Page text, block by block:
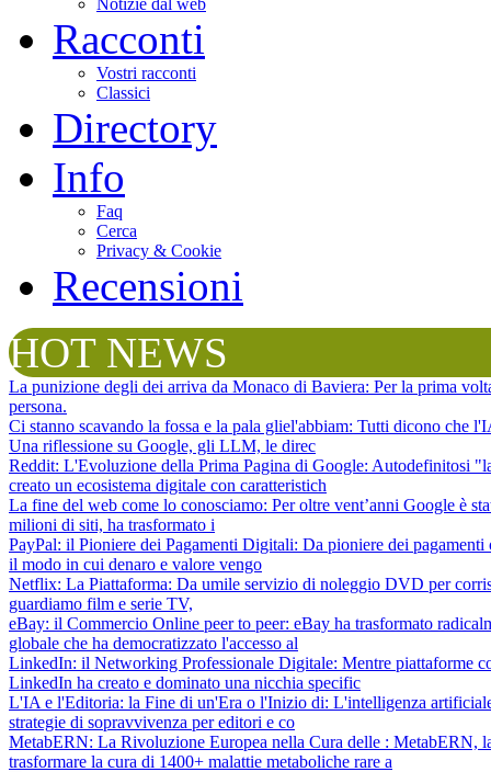
Racconti
Vostri racconti
Classici
Directory
Info
Faq
Cerca
Privacy & Cookie
Recensioni
HOT NEWS
La punizione degli dei arriva da Monaco di Baviera: Per la prima
persona.
Ci stanno scavando la fossa e la pala gliel'abbiam: Tutti dicono che
Una riflessione su Google, gli LLM, le direc
Reddit: L'Evoluzione della Prima Pagina di Google: Autodefinitosi
creato un ecosistema digitale con caratteristich
La fine del web come lo conosciamo: Per oltre vent’anni Google è
milioni di siti, ha trasformato i
PayPal: il Pioniere dei Pagamenti Digitali: Da pioniere dei
il modo in cui denaro e valore vengo
Netflix: La Piattaforma: Da umile servizio di noleggio DVD per
guardiamo film e serie TV,
eBay: il Commercio Online peer to peer: eBay ha trasformato
globale che ha democratizzato l'accesso al
LinkedIn: il Networking Professionale Digitale: Mentre piattaforme
LinkedIn ha creato e dominato una nicchia specific
L'IA e l'Editoria: la Fine di un'Era o l'Inizio di: L'intelligenza
strategie di sopravvivenza per editori e co
MetabERN: La Rivoluzione Europea nella Cura delle : MetabERN,
trasformare la cura di 1400+ malattie metaboliche rare a